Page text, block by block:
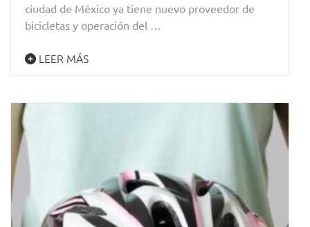
ciudad de México ya tiene nuevo proveedor de
bicicletas y operación del …
LEER MÁS